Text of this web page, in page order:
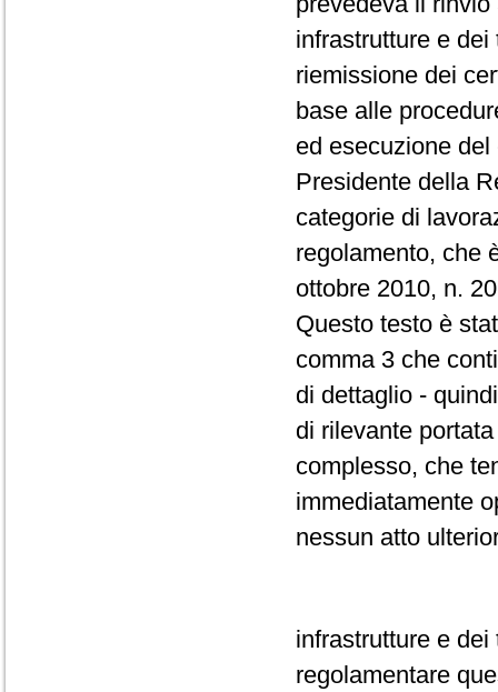
infrastrutture e
riemissione dei
base alle
ed esecuzione
Presidente della
categorie di
regolamento, che
ottobre 2010, n.
Questo testo è
comma 3 che
di dettaglio -
di rilevante
complesso, che
immediatamente
nessun atto
infrastrutture e
regolamentare